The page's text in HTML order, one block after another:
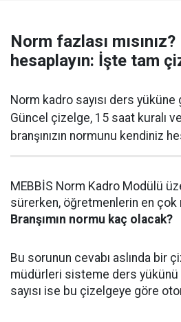
Norm fazlası
hesaplayın: İşte tam
Norm kadro sayısı ders
Güncel çizelge, 15 saat kuralı
branşınızın normunu kendiniz
MEBBİS Norm Kadro Modülü
sürerken, öğretmenlerin en
Branşımın normu kaç olacak?
Bu sorunun cevabı aslında bir
müdürleri sisteme ders yükünü
sayısı ise bu çizelgeye göre